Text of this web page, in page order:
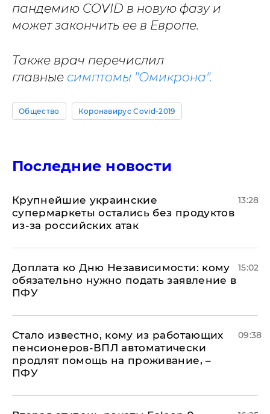
пандемию COVID в новую фазу и
может закончить ее в Европе.
Также врач перечислил
главные симптомы "Омикрона".
Общество Коронавирус Covid-2019
Последние новости
Крупнейшие украинские
супермаркеты остались без продуктов
из-за российских атак
13:28
Доплата ко Дню Независимости: кому
обязательно нужно подать заявление в
ПФУ
15:02
Стало известно, кому из работающих
пенсионеров-ВПЛ автоматически
продлят помощь на проживание, –
ПФУ
09:38